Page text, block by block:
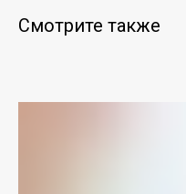
Смотрите также